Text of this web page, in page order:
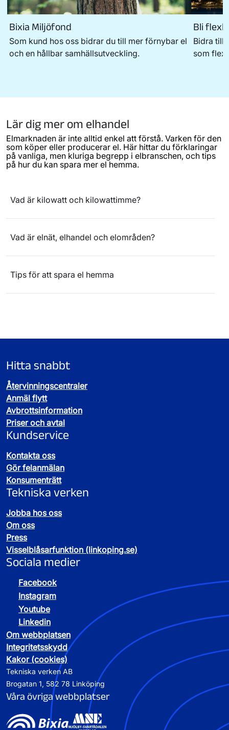
Jämför Bixias elavtal
Bixia Miljöfond
Som kund hos oss bidrar du till mer förnybar el
och en hållbar samhällsutveckling.
Bli
Bidra till
som
Lär dig mer om elhandel
Elmarknaden är inte alltid enkel att förstå. Varken för den
som köper eller producerar el. Här hittar du förklaringar
på vanliga, men kluriga begrepp i elbranschen, och tips
på hur du kan spara mer el hemma.
Vad är kilowatt och kilowattimme?
Vad är elnät, elhandel och elområden?
Tips för att spara el hemma
Hitta snabbt
Återvinningscentraler
Anmäl flytt
Avbrottsinformation
Priser och avtal
Kundservice
Kontakta oss
Gör felanmälan
Konsumenträtt
Tekniska verken
Jobba hos oss
Om oss
Press
Visselblåsarfunktion (linkoping.se)
Sociala medier
Facebook
Instagram
Youtube
Linkedin
Om webbplatsen
Integritetsskydd
Kakor (cookies)
Tekniska verken AB
Brogatan 1, 582 78 Linköping
Våra övriga webbplatser